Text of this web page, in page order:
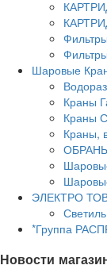
Шаровые
Краны
Краны
Краны,
ЭЛЕКТРО
*Группа
Новости